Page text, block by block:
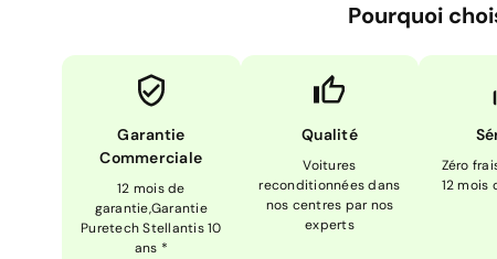
Pourquoi
Garantie
Commerciale
12 mois de
garantie,Garantie
Puretech Stellantis 10
ans *
Qualité
Voitures
reconditionnées dans
nos centres par nos
experts
Zéro
12 mois